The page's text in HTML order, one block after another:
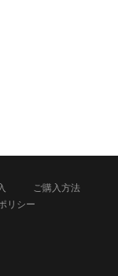
ご購入方法
リシー